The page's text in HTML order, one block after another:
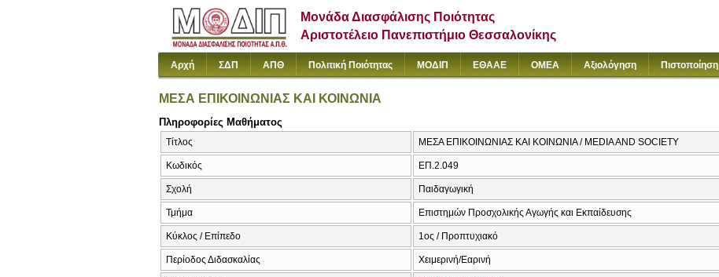
Μονάδα Διασφάλισης Ποιότητας
Αριστοτέλειο Πανεπιστήμιο Θεσσαλονίκης
Αρχή ΣΔΠ ΑΠΘ Πολιτική Ποιότητας ΜΟΔΙΠ ΕΘΑΑΕ ΟΜΕΑ Αξιολόγηση Πιστοποίηση
ΜΕΣΑ ΕΠΙΚΟΙΝΩΝΙΑΣ ΚΑΙ ΚΟΙΝΩΝΙΑ
Πληροφορίες Μαθήματος
Τίτλος ΜΕΣΑ ΕΠΙΚΟΙΝΩΝΙΑΣ ΚΑΙ ΚΟΙΝΩΝΙΑ / MEDIA AND SOCIETY
Κωδικός ΕΠ.2.049
Σχολή Παιδαγωγική
Τμήμα Επιστημών Προσχολικής Αγωγής και Εκπαίδευσης
Κύκλος / Επίπεδο 1ος / Προπτυχιακό
Περίοδος Διδασκαλίας Χειμερινή/Εαρινή